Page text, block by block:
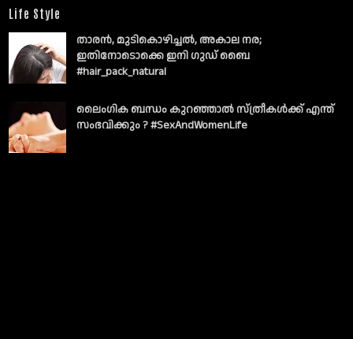
Life Style
താരൻ, മുടികൊഴിച്ചൽ, അകാല നര;
ഇതിനോടൊക്കെ ഇനി ഗുഡ് ബൈ
#hair_pack_natural
ലൈംഗിക ബന്ധം കുറഞ്ഞാല്‍ സ്ത്രീകള്‍ക്ക് എന്ത്
സംഭവിക്കും ? #SexAndWomenLife